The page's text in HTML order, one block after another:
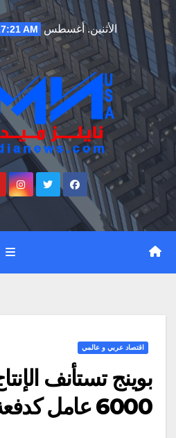
Skip
to
content
الأثنين. أغسطس 10th, 2026 AM
اقتصاد عربي و عالمي
بوينج تستأنف
6000 عامل كدفعة أولى